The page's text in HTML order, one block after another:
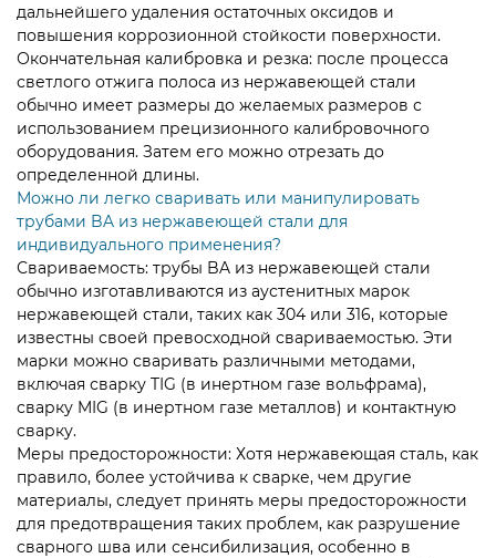
дальнейшего удаления остаточных оксидов и
повышения коррозионной стойкости поверхности.
Окончательная калибровка и резка: после процесса
светлого отжига полоса из нержавеющей стали
обычно имеет размеры до желаемых размеров с
использованием прецизионного калибровочного
оборудования. Затем его можно отрезать до
определенной длины.
Можно ли легко сваривать или манипулировать
трубами BA из нержавеющей стали для
индивидуального применения?
Свариваемость: трубы BA из нержавеющей стали
обычно изготавливаются из аустенитных марок
нержавеющей стали, таких как 304 или 316, которые
известны своей превосходной свариваемостью. Эти
марки можно сваривать различными методами,
включая сварку TIG (в инертном газе вольфрама),
сварку MIG (в инертном газе металлов) и контактную
сварку.
Меры предосторожности: Хотя нержавеющая сталь, как
правило, более устойчива к сварке, чем другие
материалы, следует принять меры предосторожности
для предотвращения таких проблем, как разрушение
сварного шва или сенсибилизация, особенно в